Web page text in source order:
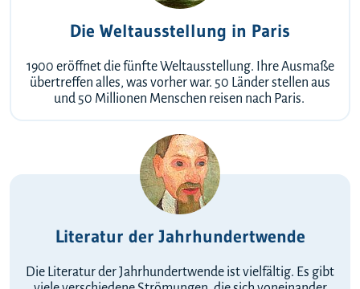
Die Weltausstellung in Paris
1900 eröffnet die fünfte Weltausstellung. Ihre Ausmaße
übertreffen alles, was vorher war. 50 Länder stellen aus
und 50 Millionen Menschen reisen nach Paris.
Literatur der Jahrhundertwende
Die Literatur der Jahrhundertwende ist vielfältig. Es gibt